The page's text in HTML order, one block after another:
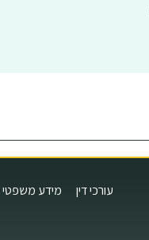
עורכי דין מידע משפטי